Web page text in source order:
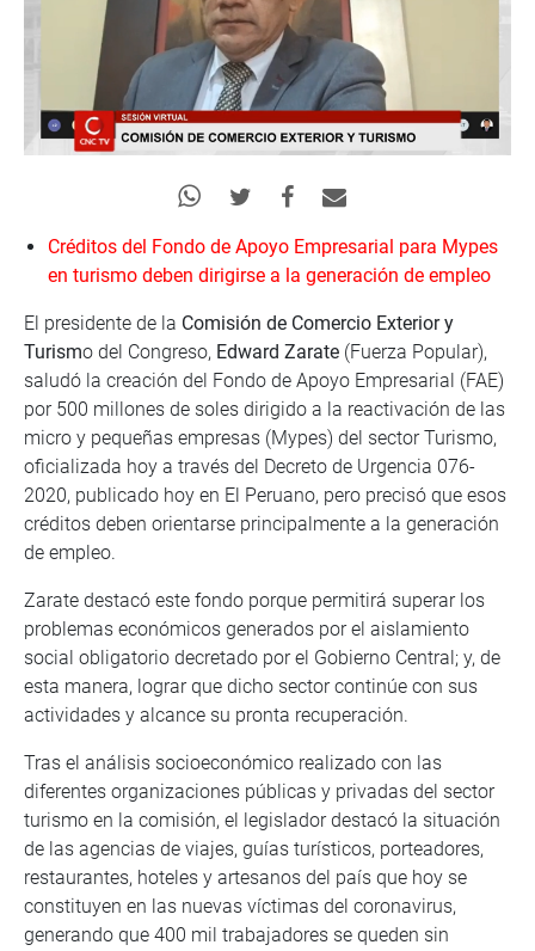
Créditos del Fondo de Apoyo Empresarial para Mypes
en turismo deben dirigirse a la generación de empleo
El presidente de la Comisión de Comercio Exterior y
Turismo del Congreso, Edward Zarate (Fuerza Popular),
saludó la creación del Fondo de Apoyo Empresarial (FAE)
por 500 millones de soles dirigido a la reactivación de las
micro y pequeñas empresas (Mypes) del sector Turismo,
oficializada hoy a través del Decreto de Urgencia 076-
2020, publicado hoy en El Peruano, pero precisó que esos
créditos deben orientarse principalmente a la generación
de empleo.
Zarate destacó este fondo porque permitirá superar los
problemas económicos generados por el aislamiento
social obligatorio decretado por el Gobierno Central; y, de
esta manera, lograr que dicho sector continúe con sus
actividades y alcance su pronta recuperación.
Tras el análisis socioeconómico realizado con las
diferentes organizaciones públicas y privadas del sector
turismo en la comisión, el legislador destacó la situación
de las agencias de viajes, guías turísticos, porteadores,
restaurantes, hoteles y artesanos del país que hoy se
constituyen en las nuevas víctimas del coronavirus,
generando que 400 mil trabajadores se queden sin